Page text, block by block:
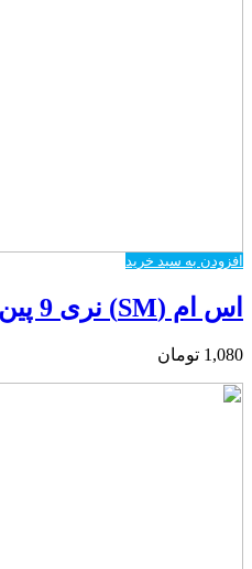
افزودن به سبد خرید
اس ام (SM) نری 9 پین
1,080 تومان